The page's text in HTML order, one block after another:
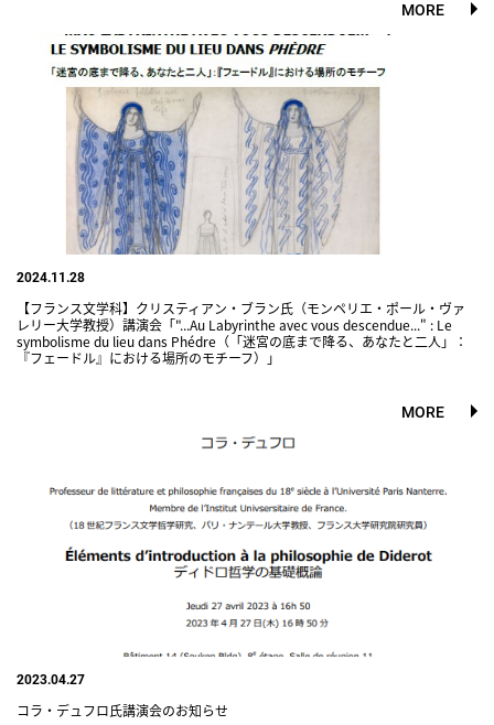
MORE
2024.11.28
【フランス文学科】クリスティアン・ブラン氏（モンペリエ・ポール・ヴァ
レリー大学教授）講演会「"...Au Labyrinthe avec vous descendue..." : Le
symbolisme du lieu dans Phédre（「迷宮の底まで降る、あなたと二人」：
『フェードル』における場所のモチーフ）」
MORE
2023.04.27
コラ・デュフロ氏講演会のお知らせ